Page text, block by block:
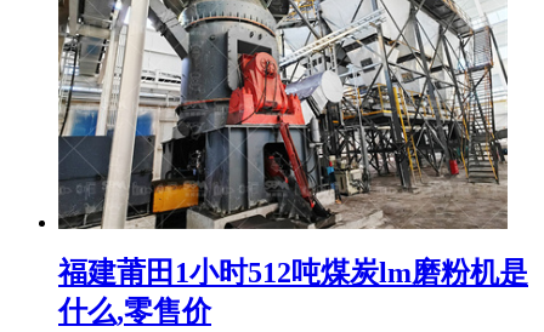
福建莆田1小时512吨煤炭lm磨粉机是
什么,零售价